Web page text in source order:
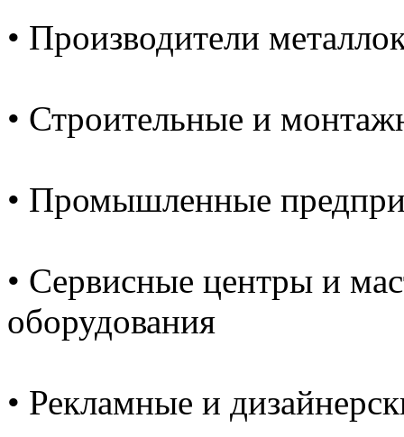
• Производители
• Строительные и
• Промышленные
• Сервисные центры и
оборудования
• Рекламные и